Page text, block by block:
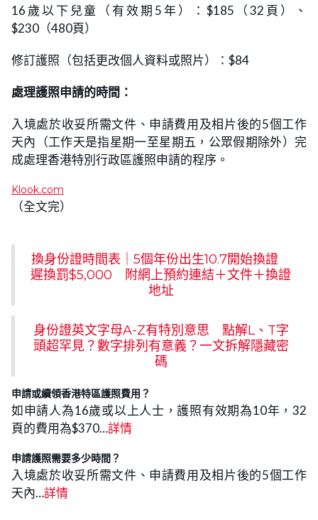
16歲以下兒童（有效期5年）：$185（32頁）、
$230（480頁）
修訂護照（包括更改個人資料或照片）：$84
處理護照申請的時間：
入境處於收妥所需文件、申請費用及相片後的5個工作
天內（工作天是指星期一至星期五，公眾假期除外）完
成處理香港特別行政區護照申請的程序。
Klook.com
（全文完）
換身份證時間表｜5個年份出生10.7開始換證
遲換罰$5,000 附網上預約連結＋文件＋換證
地址
身份證英文字母A-Z有特別意思 點解L、T字
頭超罕見？數字排列有意義？一文拆解隱藏密
碼
申請或續領香港特區護照費用 ？
如申請人為16歲或以上人士，護照有效期為10年，32
頁的費用為$370…詳情
申請護照需要多少時間？
入境處於收妥所需文件、申請費用及相片後的5個工作
天內…詳情